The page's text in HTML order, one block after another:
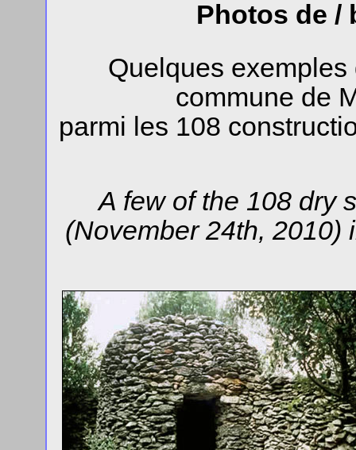
Photos de /
Quelques
commune de
parmi les 108
A few of the 108 dry
(November 24th, 2010)